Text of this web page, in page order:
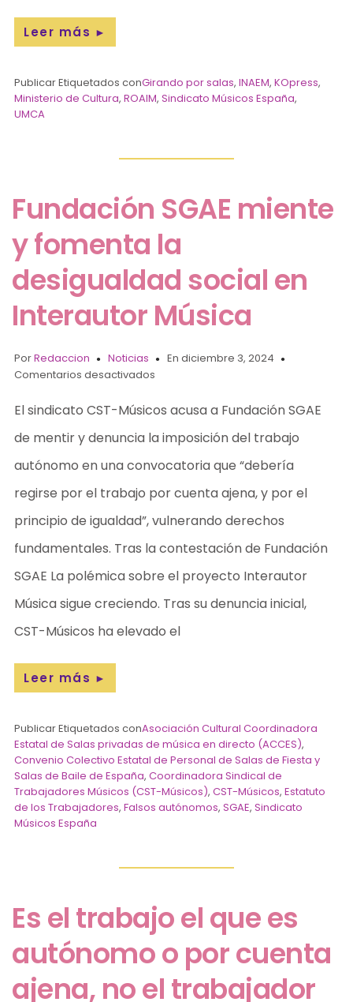
Leer más ►
Publicar Etiquetados conGirando por salas,INAEM,KOpress,
Ministerio de Cultura,ROAIM,Sindicato Músicos España,
UMCA
Fundación SGAE miente
y fomenta la
desigualdad social en
Interautor Música
PorRedaccion Noticias
En diciembre 3, 2024
Comentarios desactivados
El sindicato CST-Músicos acusa a Fundación SGAE
de mentir y denuncia la imposición del trabajo
autónomo en una convocatoria que “debería
regirse por el trabajo por cuenta ajena, y por el
principio de igualdad”, vulnerando derechos
fundamentales. Tras la contestación de Fundación
SGAE La polémica sobre el proyecto Interautor
Música sigue creciendo. Tras su denuncia inicial,
CST-Músicos ha elevado el
Leer más ►
Publicar Etiquetados conAsociación Cultural Coordinadora
Estatal de Salas privadas de música en directo (ACCES),
Convenio Colectivo Estatal de Personal de Salas de Fiesta y
Salas de Baile de España,Coordinadora Sindical de
Trabajadores Músicos (CST-Músicos),CST-Músicos,Estatuto
de los Trabajadores,Falsos autónomos,SGAE,Sindicato
Músicos España
Es el trabajo el que es
autónomo o por cuenta
ajena, no el trabajador